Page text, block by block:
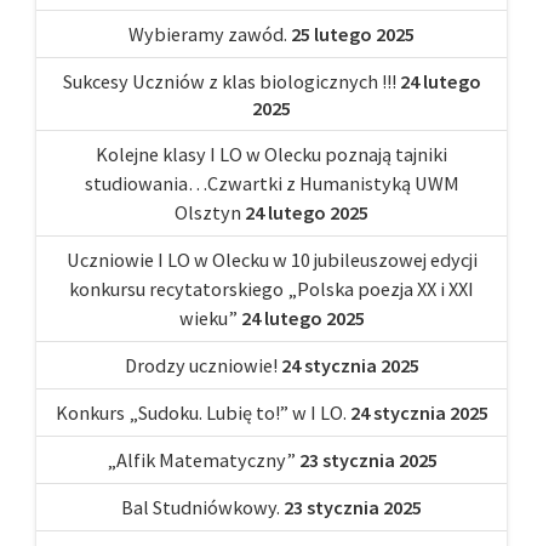
Wybieramy zawód. 25 lutego 2025
Sukcesy Uczniów z klas biologicznych !!! 24 lutego
2025
Kolejne klasy I LO w Olecku poznają tajniki
studiowania…Czwartki z Humanistyką UWM
Olsztyn 24 lutego 2025
Uczniowie I LO w Olecku w 10 jubileuszowej edycji
konkursu recytatorskiego „Polska poezja XX i XXI
wieku” 24 lutego 2025
Drodzy uczniowie! 24 stycznia 2025
Konkurs „Sudoku. Lubię to!” w I LO. 24 stycznia 2025
„Alfik Matematyczny” 23 stycznia 2025
Bal Studniówkowy. 23 stycznia 2025